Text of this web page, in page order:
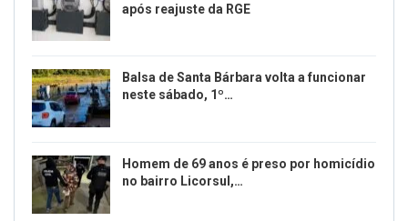
após reajuste da RGE
Balsa de Santa Bárbara volta a funcionar
neste sábado, 1º…
Homem de 69 anos é preso por homicídio
no bairro Licorsul,…